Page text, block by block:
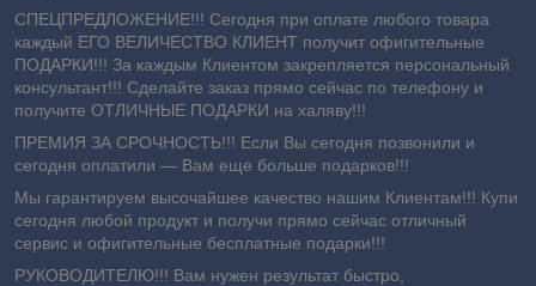
СПЕЦПРЕДЛОЖЕНИЕ!!! Сегодня при оплате любого товара
каждый ЕГО ВЕЛИЧЕСТВО КЛИЕНТ получит офигительные
ПОДАРКИ!!! За каждым Клиентом закрепляется персональный
консультант!!! Сделайте заказ прямо сейчас по телефону и
получите ОТЛИЧНЫЕ ПОДАРКИ на халяву!!!
ПРЕМИЯ ЗА СРОЧНОСТЬ!!! Если Вы сегодня позвонили и
сегодня оплатили ― Вам еще больше подарков!!!
Мы гарантируем высочайшее качество нашим Клиентам!!! Купи
сегодня любой продукт и получи прямо сейчас отличный
сервис и офигительные бесплатные подарки!!!
РУКОВОДИТЕЛЮ!!! Вам нужен результат быстро,